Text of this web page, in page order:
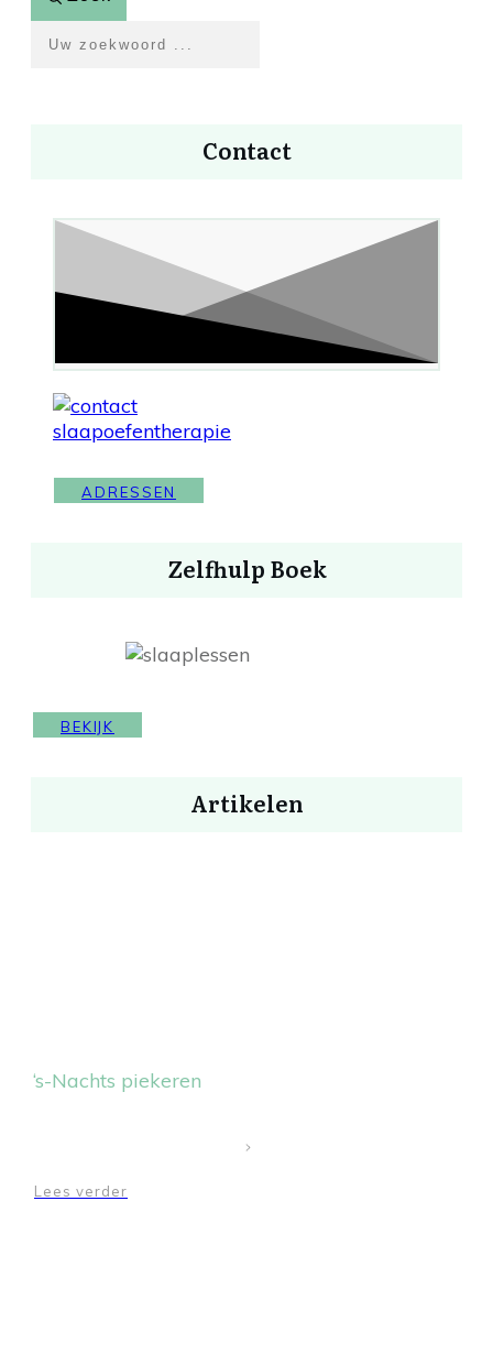
Contact
ADRESSEN
Zelfhulp Boek
BEKIJK
Artikelen
‘s-Nachts piekeren
Lees verder